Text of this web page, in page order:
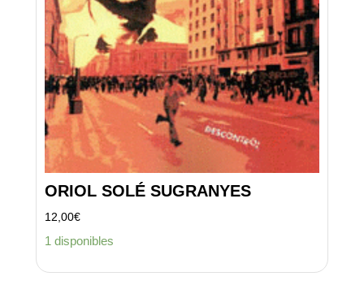
ORIOL SOLÉ SUGRANYES
12,00€
1 disponibles